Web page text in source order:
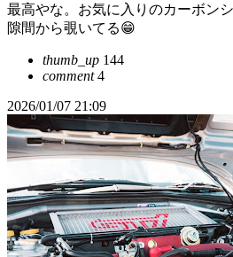
最高やな。お気に入りのカーボン
隙間から覗いてる😁
thumb_up 144
comment4
2026/01/07 21:09